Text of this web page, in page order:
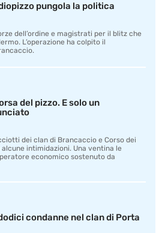
pungola la politica
dell’ordine e magistrati per il blitz che
L’operazione ha colpito il
del pizzo. E solo un
dei clan di Brancaccio e Corso dei
alcune intimidazioni. Una ventina le
economico sostenuto da
condanne nel clan di Porta